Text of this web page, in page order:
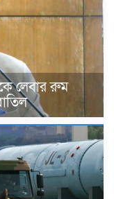
লেবার রুম